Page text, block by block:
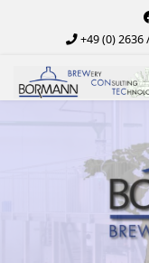
+49 (0) 2636